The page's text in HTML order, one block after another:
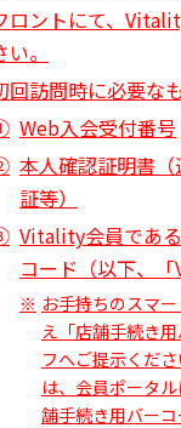
ロントにて、
い。
回訪問時に必要な
Web入会受付番号
本人確認証明書
証等）
Vitality会員であ
コード（以下、
お手持ちのスマ
え「店舗手続き
フへご提示くだ
は、会員ポータ
舗手続き用バーコ